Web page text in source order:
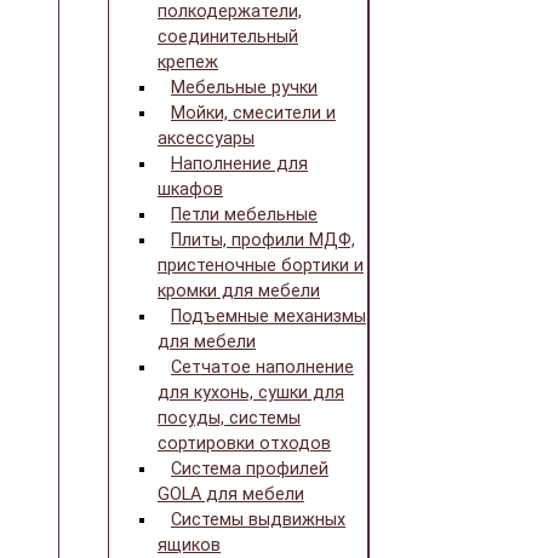
полкодержатели,
соединительный
крепеж
Мебельные ручки
Мойки, смесители и
аксессуары
Наполнение для
шкафов
Петли мебельные
Плиты, профили МДФ,
пристеночные бортики и
кромки для мебели
Подъемные механизмы
для мебели
Сетчатое наполнение
для кухонь, сушки для
посуды, системы
сортировки отходов
Система профилей
GOLA для мебели
Системы выдвижных
ящиков